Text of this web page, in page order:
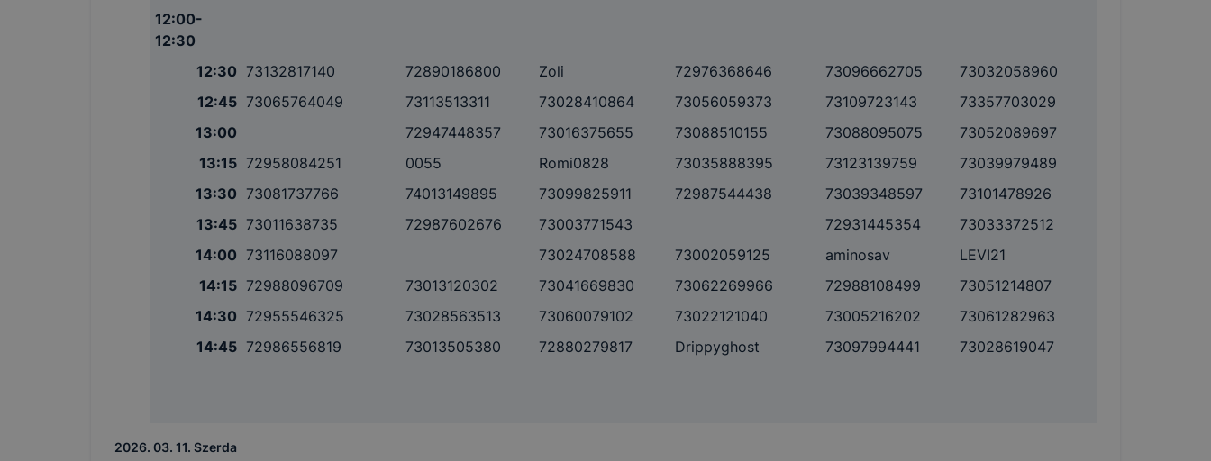
12:00-
12:30
12:30 73132817140 72890186800 Zoli 72976368646 73096662705
73032058960
12:45 73065764049 73113513311 73028410864 73056059373 73109723143
73357703029
13:00
72947448357 73016375655 73088510155 73088095075
73052089697
13:15 72958084251 0055 Romi0828 73035888395 73123139759
73039979489
13:30 73081737766 74013149895 73099825911 72987544438 73039348597
73101478926
13:45 73011638735 72987602676 73003771543 72931445354
73033372512
14:00 73116088097 73024708588 73002059125 aminosav
LEVI21
14:15 72988096709 73013120302 73041669830 73062269966 72988108499
73051214807
14:30 72955546325 73028563513 73060079102 73022121040 73005216202
73061282963
14:45 72986556819 73013505380 72880279817 Drippyghost 73097994441 73028619047
2026. 03. 11. Szerda